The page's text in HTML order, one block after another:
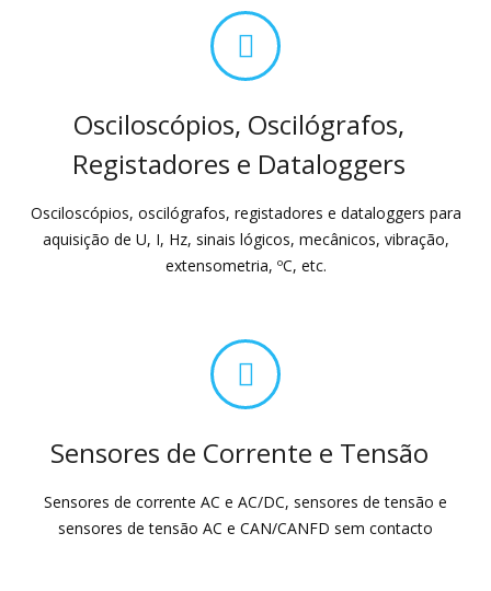
Osciloscópios, Oscilógrafos,
Registadores e Dataloggers
Osciloscópios, oscilógrafos, registadores e dataloggers para
aquisição de U, I, Hz, sinais lógicos, mecânicos, vibração,
extensometria, ºC, etc.
Sensores de Corrente e Tensão
Sensores de corrente AC e AC/DC, sensores de tensão e
sensores de tensão AC e CAN/CANFD sem contacto